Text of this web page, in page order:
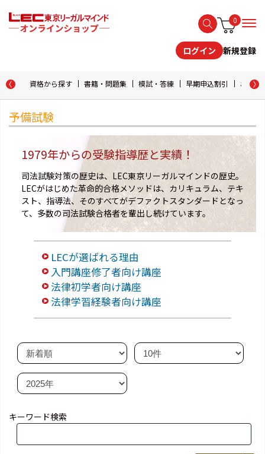
0
ログイン 新規登録
資格から探す 書籍・問題集 模試・答練 早期申込割引 おため
予備試験
1979年からの受験指導歴と実績！
司法試験対策の歴史は、LEC東京リーガルマインドの歴史。
LECがはじめた革命的合格メソッドは、カリキュラム、テキ
スト、指導法、そのすべてがデファクトスタンダードとなっ
て、多数の司法試験合格者を輩出し続けています。
LECが選ばれる理由
入門講座修了者向け講座
法律初学者向け講座
法律学習経験者向け講座
キーワード検索